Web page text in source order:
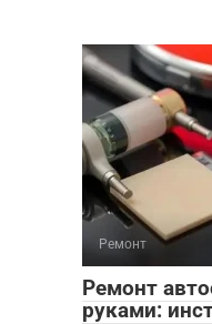
Ремонт
Ремонт
руками: